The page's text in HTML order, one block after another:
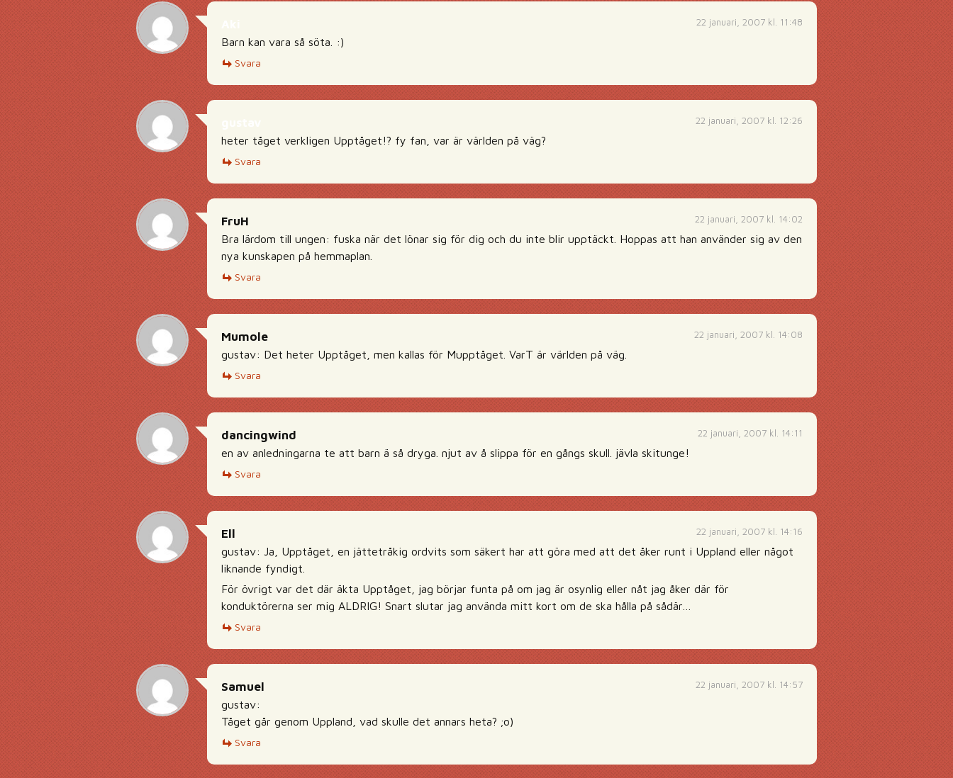
22 januari, 2007 kl. 11:48
Barn kan vara så söta. :)
Svara
22 januari, 2007 kl. 12:26
heter tåget verkligen Upptåget!? fy fan, var är världen på väg?
Svara
22 januari, 2007 kl. 14:02
FruH
Bra lärdom till ungen: fuska när det lönar sig för dig och du inte blir upptäckt. Hoppas att han använder sig av den
nya kunskapen på hemmaplan.
Svara
22 januari, 2007 kl. 14:08
Mumole
gustav: Det heter Upptåget, men kallas för Mupptåget. VarT är världen på väg.
Svara
22 januari, 2007 kl. 14:11
dancingwind
en av anledningarna te att barn ä så dryga. njut av å slippa för en gångs skull. jävla skitunge!
Svara
22 januari, 2007 kl. 14:16
Ell
gustav: Ja, Upptåget, en jättetråkig ordvits som säkert har att göra med att det åker runt i Uppland eller något
liknande fyndigt.
För övrigt var det där äkta Upptåget, jag börjar funta på om jag är osynlig eller nåt jag åker där för
konduktörerna ser mig ALDRIG! Snart slutar jag använda mitt kort om de ska hålla på sådär…
Svara
22 januari, 2007 kl. 14:57
Samuel
gustav:
Tåget går genom Uppland, vad skulle det annars heta? ;o)
Svara